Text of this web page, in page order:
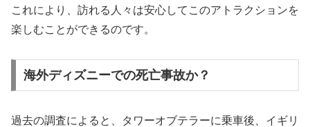
これにより、訪れる人々は安心してこのアトラクションを
楽しむことができるのです。
海外ディズニーでの死亡事故か？
過去の調査によると、タワーオブテラーに乗車後、イギリ